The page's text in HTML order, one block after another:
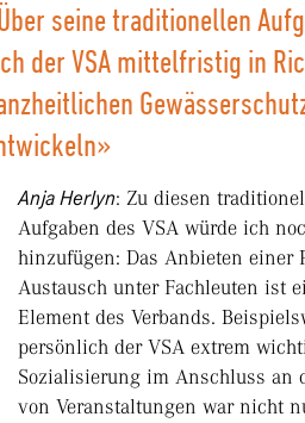
seine traditionellen
der VSA mittelfristig in
Anja Herlyn: Zu diesen
Aufgaben des VSA würde ich
hinzufügen: Das Anbieten einer
Austausch unter Fachleuten ist
Element des Verbands.
persönlich der VSA extrem
Sozialisierung im Anschluss an
von Veranstaltungen war nicht